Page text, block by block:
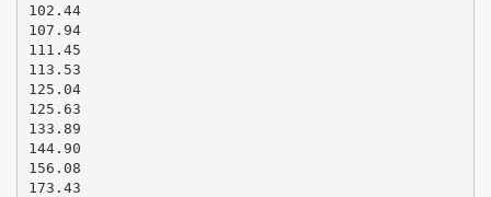
102.44
107.94
111.45
113.53
125.04
125.63
133.89
144.90
156.08
173.43